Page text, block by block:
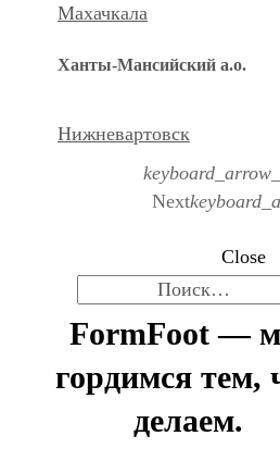
Махачкала
Ханты-Мансийский а.о.
Нижневартовск
Next
Close
FormFoot —
гордимся тем,
делаем.